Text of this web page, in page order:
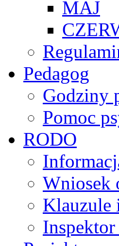
MAJ
Pedagog
Godziny
Pomoc
RODO
Wniosek
Klauzule